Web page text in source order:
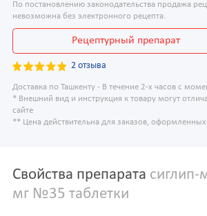
По постановлению законодательства продажа
невозможна без электронного рецепта.
Рецептурный препарат
2 отзыва
Доставка по Ташкенту - В течение 2-х часов с
* Внешний вид и инструкция к товару могут
сайте
** Цена действительна для заказов, оформленных
Свойства препарата сиглип-
мг №35 таблетки